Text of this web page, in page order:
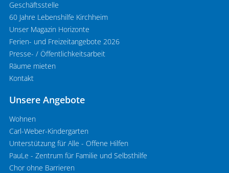
Geschäftsstelle
60 Jahre Lebenshilfe Kirchheim
Unser Magazin Horizonte
Ferien- und Freizeitangebote 2026
Presse- / Öffentlichkeitsarbeit
Räume mieten
Kontakt
Unsere Angebote
Wohnen
Carl-Weber-Kindergarten
Unterstützung für Alle - Offene Hilfen
PauLe - Zentrum für Familie und Selbsthilfe
Chor ohne Barrieren